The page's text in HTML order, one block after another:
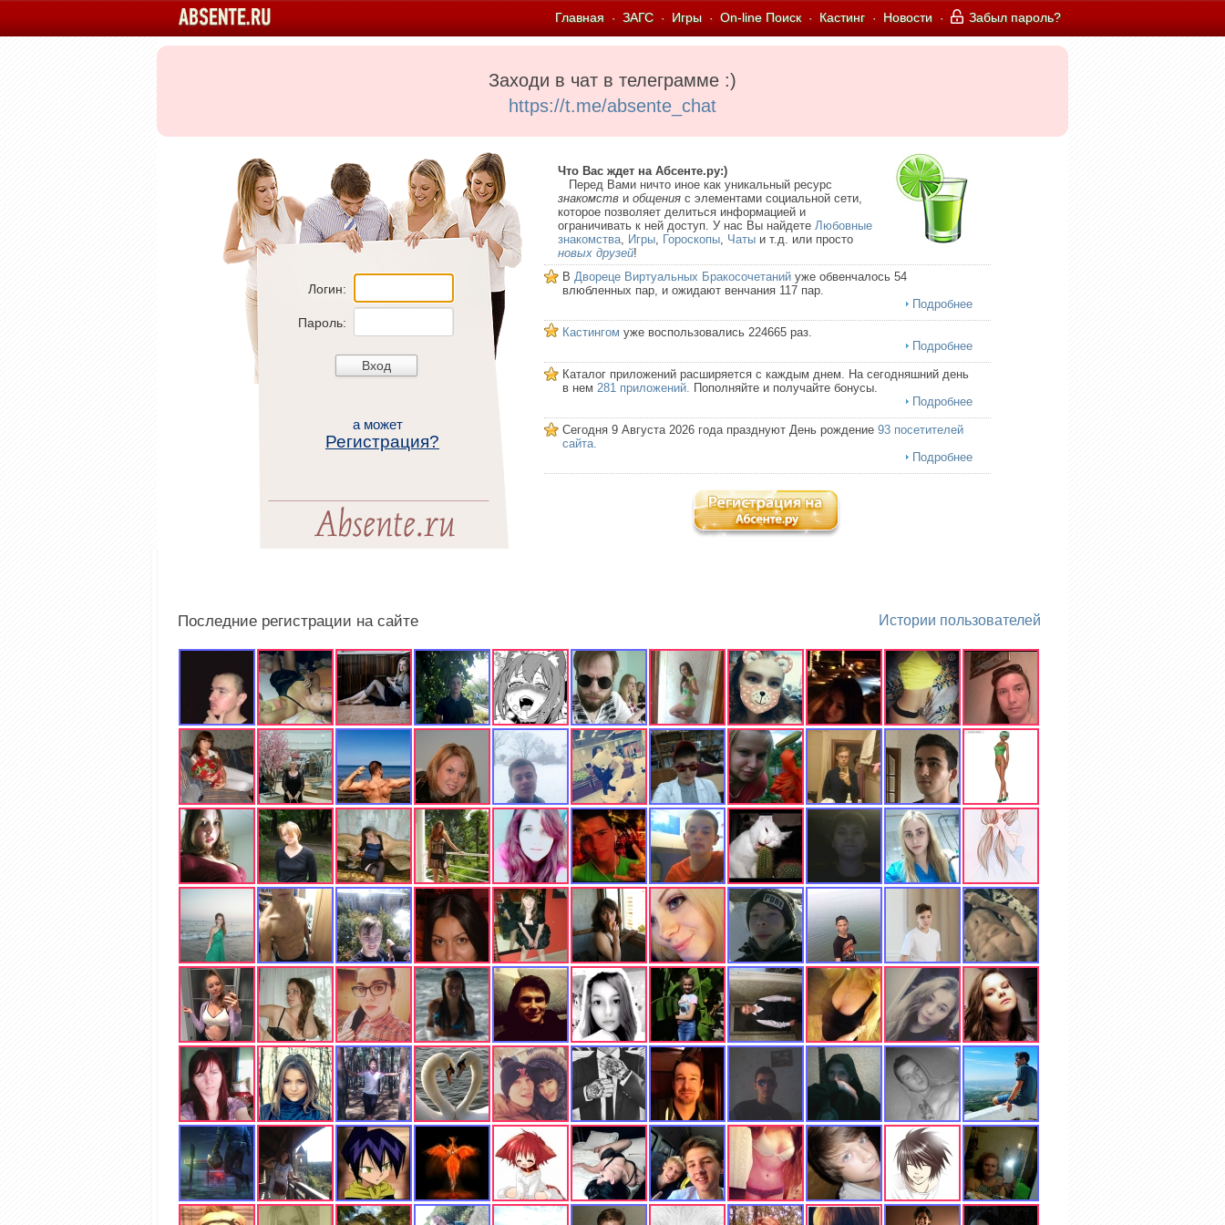
Главная · ЗАГС · Игры · On-line Поиск · Кастинг · Новости · Забыл пароль?
Заходи в чат в телеграмме :)
https://t.me/absente_chat
Логин:
Пароль:
а может
Регистрация?
Что Вас ждет на Абсенте.ру:)
Перед Вами ничто иное как уникальный ресурс
знакомств и общения с элементами социальной сети,
которое позволяет делиться информацией и
ограничивать к ней доступ. У нас Вы найдете Любовные
знакомства, Игры, Гороскопы, Чаты и т.д. или просто
новых друзей!
В Двореце Виртуальных Бракосочетаний уже обвенчалось 54
влюбленных пар, и ожидают венчания 117 пар.
Подробнее
Кастингом уже воспользовались 224665 раз.
Подробнее
Каталог приложений расширяется с каждым днем. На сегодняшний день
в нем 281 приложений. Пополняйте и получайте бонусы.
Подробнее
Сегодня 9 Августа 2026 года празднуют День рождение 93 посетителей
сайта.
Подробнее
Последние регистрации на сайте Истории пользователей